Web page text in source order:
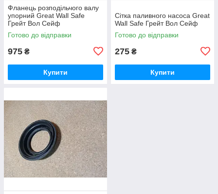
Фланець розподільчого валу
упорний Great Wall Safe
Грейт Вол Сейф
Готово до відправки
975 ₴
Купити
Сітка паливного насоса Great
Wall Safe Грейт Вол Сейф
Готово до відправки
275 ₴
Купити